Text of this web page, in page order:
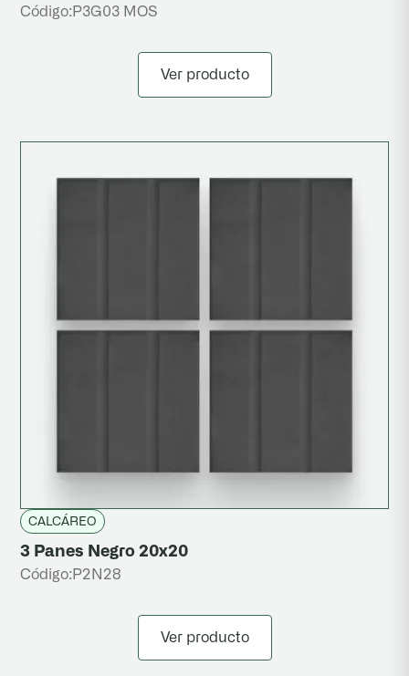
Código: P3G03 MOS
Ver producto
CALCÁREO
3 Panes Negro 20x20
Código: P2N28
Ver producto